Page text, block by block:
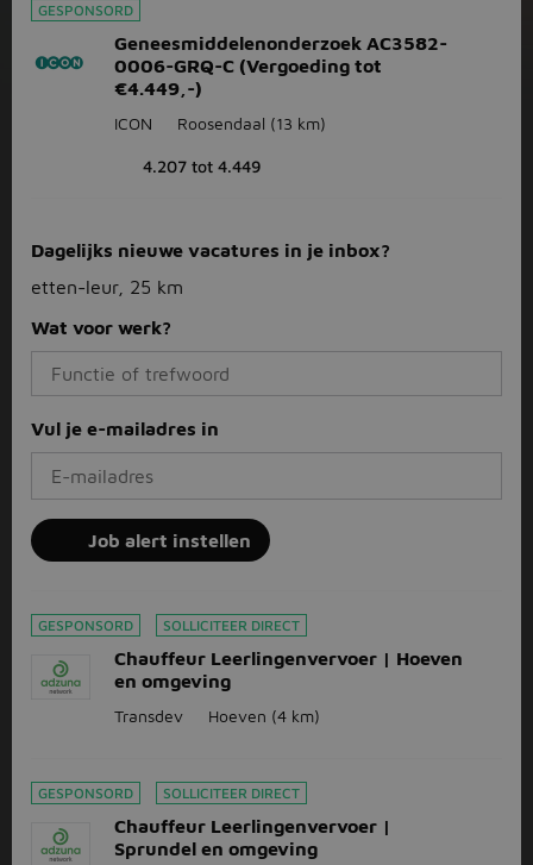
GESPONSORD
Geneesmiddelenonderzoek AC3582-
0006-GRQ-C (Vergoeding tot
€4.449,-)
ICON Roosendaal (13 km)
4.207 tot 4.449
Dagelijks nieuwe vacatures in je inbox?
etten-leur, 25 km
Wat voor werk?
Vul je e-mailadres in
Job alert instellen
GESPONSORD SOLLICITEER DIRECT
Chauffeur Leerlingenvervoer | Hoeven
en omgeving
Transdev Hoeven (4 km)
GESPONSORD SOLLICITEER DIRECT
Chauffeur Leerlingenvervoer |
Sprundel en omgeving